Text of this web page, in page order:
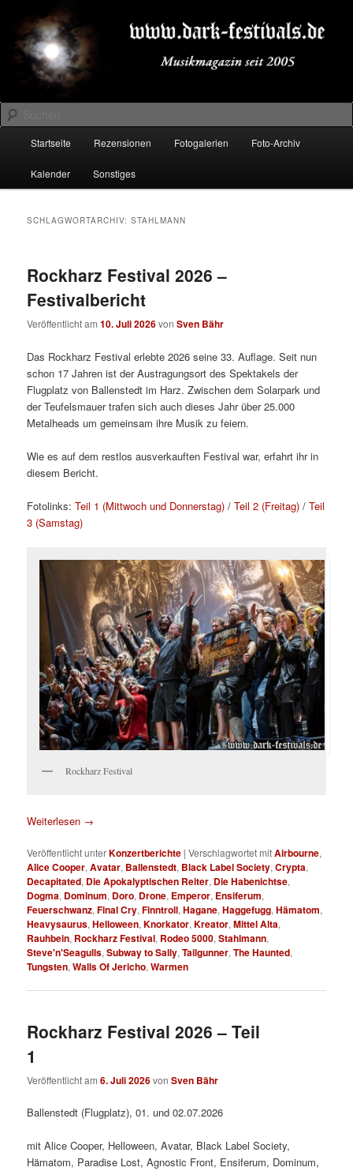
primären
Inhalt
springen
sekundären
Inhalt
springenDARK-FESTIVALS.DE
Suchen
Startseite Rezensionen Fotogalerien Foto-Archiv
Kalender Sonstiges
SCHLAGWORTARCHIV:STAHLMANN
Rockharz Festival 2026 –
Festivalbericht
Veröffentlicht am10. Juli 2026vonSven Bähr
Das Rockharz Festival erlebte 2026 seine 33. Auflage. Seit nun
schon 17 Jahren ist der Austragungsort des Spektakels der
Flugplatz von Ballenstedt im Harz. Zwischen dem Solarpark und
der Teufelsmauer trafen sich auch dieses Jahr über 25.000
Metalheads um gemeinsam ihre Musik zu feiern.
Wie es auf dem restlos ausverkauften Festival war, erfahrt ihr in
diesem Bericht.
Fotolinks:Teil 1 (Mittwoch und Donnerstag) /Teil 2 (Freitag) /Teil
3 (Samstag)
Rockharz Festival
Weiterlesen →
Veröffentlicht unterKonzertberichte |Verschlagwortet mitAirbourne,
Alice Cooper,Avatar, Ballenstedt, Black Label Society,Crypta,
Decapitated, Die Apokalyptischen Reiter, Die Habenichtse,
Dogma, Dominum, Doro, Drone, Emperor, Ensiferum,
Feuerschwanz,Final Cry,Finntroll,Hagane,Haggefugg,Hämatom,
Heavysaurus,Helloween,Knorkator,Kreator,Mittel Alta,
Rauhbein, Rockharz Festival, Rodeo 5000,Stahlmann,
Steve'n'Seagulls,Subway to Sally,Tailgunner,The Haunted,
Tungsten,Walls Of Jericho,Warmen
Rockharz Festival 2026 – Teil
1
Veröffentlicht am6. Juli 2026vonSven Bähr
Ballenstedt (Flugplatz), 01. und 02.07.2026
mit Alice Cooper, Helloween, Avatar, Black Label Society,
Hämatom, Paradise Lost, Agnostic Front, Ensiferum, Dominum,